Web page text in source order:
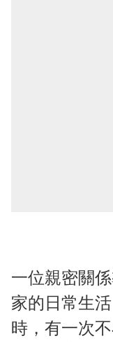
一位親密關
家的日常生
時，有一次